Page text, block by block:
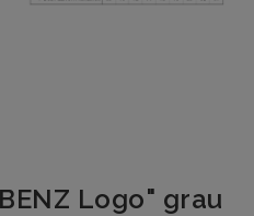
Logo" grau